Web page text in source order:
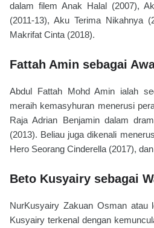
dalam filem Anak Halal (2007),
(2011-13), Aku Terima Nikahnya
Makrifat Cinta (2018).
Fattah Amin sebagai
Abdul Fattah Mohd Amin ialah
meraih kemasyhuran menerusi
Raja Adrian Benjamin dalam
(2013). Beliau juga dikenali
Hero Seorang Cinderella (2017),
Beto Kusyairy sebagai
NurKusyairy Zakuan Osman atau
Kusyairy terkenal dengan